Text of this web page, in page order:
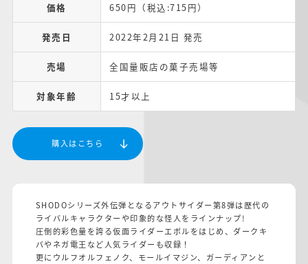
価格 650円（税込:715円）
発売日 2022年2月21日 発売
売場 全国量販店の菓子売場等
対象年齢 15才以上
購入はこちら
SHODOシリーズ外伝弾となるアウトサイダー第8弾は歴代の
ライバルキャラクターや印象的な怪人をラインナップ!
圧倒的彩色量を誇る仮面ライダーエボルをはじめ、ダークキ
バやネガ電王など人気ライダーも収録！
更にウルフオルフェノク、モールイマジン、ガーディアンと